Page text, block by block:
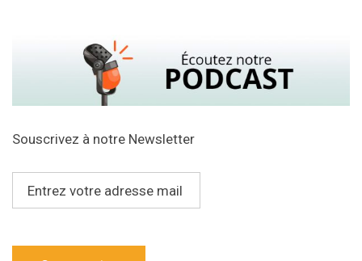
Souscrivez à notre Newsletter